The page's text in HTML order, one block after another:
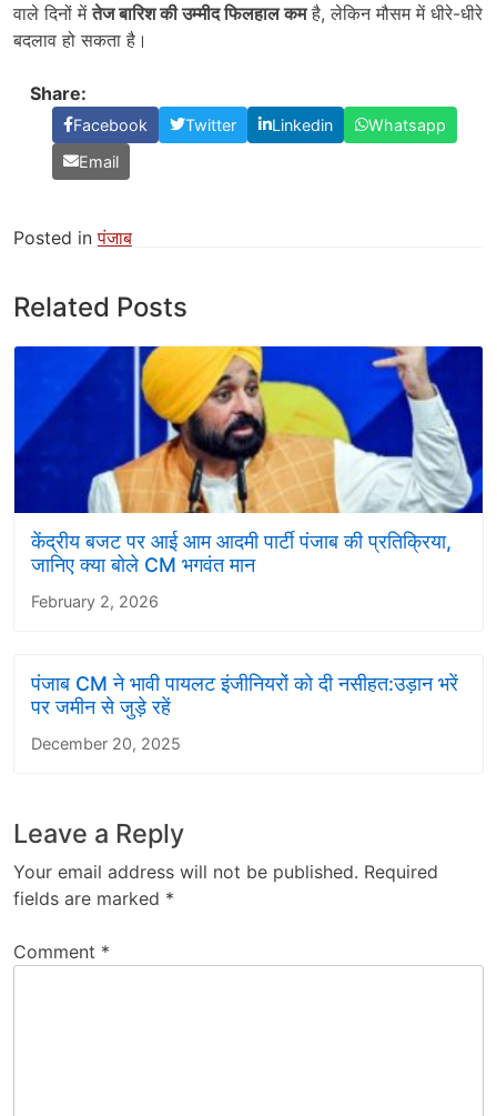
वाले दिनों मेंतेज बारिश की उम्मीद फिलहाल कमहै, लेकिन मौसम में धीरे-धीरे
बदलाव हो सकता है।
Share:
Facebook Twitter Linkedin
Whatsapp
Email
Posted inपंजाब
Related Posts
केंद्रीय बजट पर आई आम आदमी पार्टी पंजाब की प्रतिक्रिया,
जानिए क्या बोले CM भगवंत मान
February 2, 2026
पंजाब CM ने भावी पायलट इंजीनियरों को दी नसीहत:उड़ान भरें
पर जमीन से जुड़े रहें
December 20, 2025
Leave a Reply
Your email address will not be published. Required
fields are marked *
Comment *